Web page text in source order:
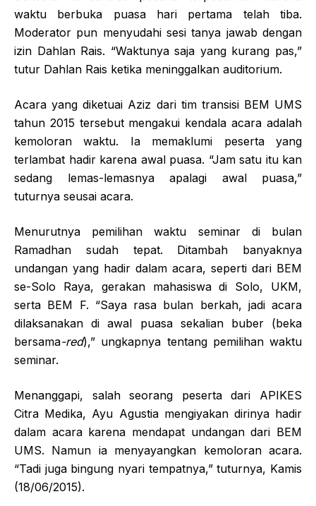
waktu berbuka puasa hari pertama telah tiba.
Moderator pun menyudahi sesi tanya jawab dengan
izin Dahlan Rais. “Waktunya saja yang kurang pas,”
tutur Dahlan Rais ketika meninggalkan auditorium.
Acara yang diketuai Aziz dari tim transisi BEM UMS
tahun 2015 tersebut mengakui kendala acara adalah
kemoloran waktu. Ia memaklumi peserta yang
terlambat hadir karena awal puasa. “Jam satu itu kan
sedang lemas-lemasnya apalagi awal puasa,”
tuturnya seusai acara.
Menurutnya pemilihan waktu seminar di bulan
Ramadhan sudah tepat. Ditambah banyaknya
undangan yang hadir dalam acara, seperti dari BEM
se-Solo Raya, gerakan mahasiswa di Solo, UKM,
serta BEM F. “Saya rasa bulan berkah, jadi acara
dilaksanakan di awal puasa sekalian buber (beka
bersama-red),” ungkapnya tentang pemilihan waktu
seminar.
Menanggapi, salah seorang peserta dari APIKES
Citra Medika, Ayu Agustia mengiyakan dirinya hadir
dalam acara karena mendapat undangan dari BEM
UMS. Namun ia menyayangkan kemoloran acara.
“Tadi juga bingung nyari tempatnya,” tuturnya, Kamis
(18/06/2015).